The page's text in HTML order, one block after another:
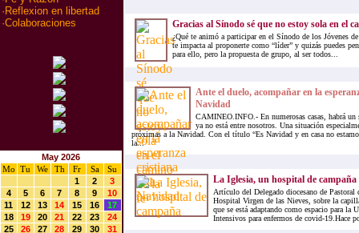
· Reflexion en libertad
·Colaboraciones
May 2026
Mo
Tu We Th Fr Sa
Su
1
2
3
4
5 6 7 8 9
10
11
12 13 14 15 16
17
18
19 20 21 22 23
24
25
26 27 28 29 30 31
Gracias al Sínodo sé que no estoy sola en el
¿Qué te animó a participar en el Sínodo de los Jóvenes
te impacta al proponerte como “líder” y quizás puedes
para ello, pero la propuesta de grupo, al ser todos...
Ante el duelo, acompañar en la
Navidad
CAMINEO.INFO.- En numerosas casas, habrá un
ya no está entre nosotros. Una situación
próximas a la Navidad. Con el título “Es Navidad y en casa no
la...
La Iglesia, un hospital de campaña
Artículo del Delegado diocesano de Pastoral
Hospital Virgen de las Nieves, sobre la
que se está adaptando como espacio para la
Intensivos para enfermos de covid-19.Hace